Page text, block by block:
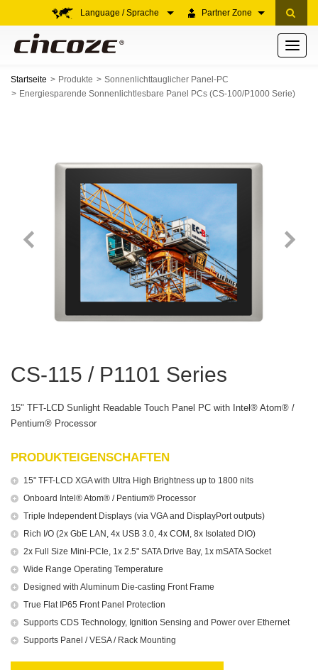
Partner Zone
Language / Sprache
Toggle
Startseite Produkte
Sonnenlichttauglicher Panel-PC
Energiesparende Sonnenlichtlesbare Panel PCs (CS-100/P1000 Serie)
CS-115 / P1101 Series
15" TFT-LCD Sunlight Readable Touch Panel PC with Intel® Atom® /
Pentium® Processor
PRODUKTEIGENSCHAFTEN
15" TFT-LCD XGA with Ultra High Brightness up to 1800 nits
Onboard Intel® Atom® / Pentium® Processor
Triple Independent Displays (via VGA and DisplayPort outputs)
Rich I/O (2x GbE LAN, 4x USB 3.0, 4x COM, 8x Isolated DIO)
2x Full Size Mini-PCIe, 1x 2.5" SATA Drive Bay, 1x mSATA Socket
Wide Range Operating Temperature
Designed with Aluminum Die-casting Front Frame
True Flat IP65 Front Panel Protection
Supports CDS Technology, Ignition Sensing and Power over Ethernet
Supports Panel / VESA / Rack Mounting